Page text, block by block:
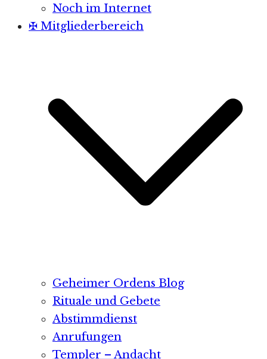
Noch im Internet
✠ Mitgliederbereich
Geheimer Ordens Blog
Rituale und Gebete
Abstimmdienst
Anrufungen
Templer – Andacht